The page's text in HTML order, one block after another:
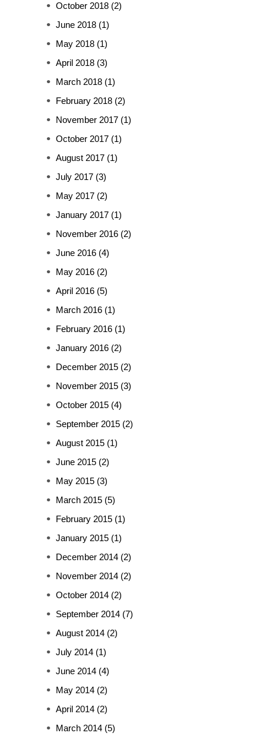
October 2018 (2)
June 2018 (1)
May 2018 (1)
April 2018 (3)
March 2018 (1)
February 2018 (2)
November 2017 (1)
October 2017 (1)
August 2017 (1)
July 2017 (3)
May 2017 (2)
January 2017 (1)
November 2016 (2)
June 2016 (4)
May 2016 (2)
April 2016 (5)
March 2016 (1)
February 2016 (1)
January 2016 (2)
December 2015 (2)
November 2015 (3)
October 2015 (4)
September 2015 (2)
August 2015 (1)
June 2015 (2)
May 2015 (3)
March 2015 (5)
February 2015 (1)
January 2015 (1)
December 2014 (2)
November 2014 (2)
October 2014 (2)
September 2014 (7)
August 2014 (2)
July 2014 (1)
June 2014 (4)
May 2014 (2)
April 2014 (2)
March 2014 (5)